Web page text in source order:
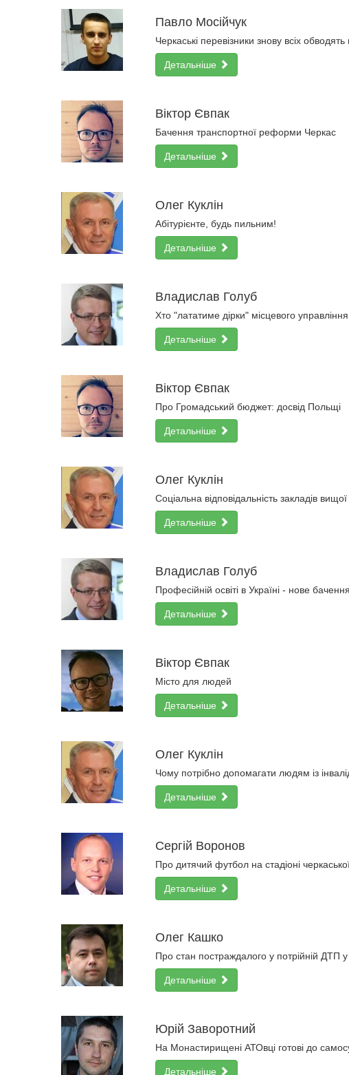
Павло Мосійчук
Черкаські перевізники знову всіх
Детальніше
Віктор Євпак
Бачення транспортної реформи Черкас
Детальніше
Олег Куклін
Абітурієнте, будь пильним!
Детальніше
Владислав Голуб
Хто "лататиме дірки" місцевого
Детальніше
Віктор Євпак
Про Громадський бюджет: досвід Польщі
Детальніше
Олег Куклін
Соціальна відповідальність закладів
Детальніше
Владислав Голуб
Професійній освіті в Україні - нове
Детальніше
Віктор Євпак
Місто для людей
Детальніше
Олег Куклін
Чому потрібно допомагати людям із
Детальніше
Сергій Воронов
Про дитячий футбол на стадіоні
Детальніше
Олег Кашко
Про стан постраждалого у потрійній ДТП
Детальніше
Юрій Заворотний
На Монастирищені АТОвці готові до
Детальніше